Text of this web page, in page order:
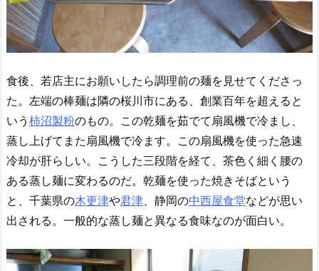
食後、若店主にお願いしたら調理前の麺を見せてくださっ
た。左端の棒麺は隣の桜川市にある、創業百年を超えると
いう 柿沼製粉のもの。この乾麺を茹でて扇風機で冷まし、
蒸し上げてまた扇風機で冷ます。この扇風機を使った急速
冷却が肝らしい。こうした三段階を経て、茶色く細く腰の
ある蒸し麺に変わるのだ。乾麺を使った焼きそばという
と、千葉県の木更津や君津、静岡の中西屋食堂などが思い
出される。一般的な蒸し麺と異なる食味なのが面白い。